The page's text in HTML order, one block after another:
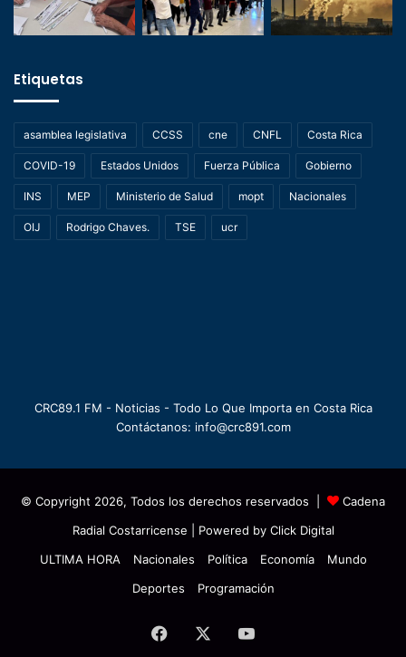
Etiquetas
asamblea legislativa CCSS cne CNFL Costa Rica
COVID-19 Estados Unidos Fuerza Pública Gobierno
INS MEP Ministerio de Salud mopt Nacionales
OIJ Rodrigo Chaves. TSE ucr
CRC89.1 FM - Noticias - Todo Lo Que Importa en Costa Rica
Contáctanos: info@crc891.com
© Copyright 2026, Todos los derechos reservados |
Cadena
Radial Costarricense | Powered by Click Digital
ULTIMA HORA
Nacionales Política Economía
Mundo
Deportes
Programación
Facebook